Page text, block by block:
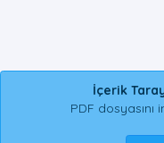
İçerik
PDF